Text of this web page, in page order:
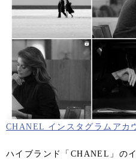
CHANEL インスタグラムアカ
ハイブランド「CHANEL」の